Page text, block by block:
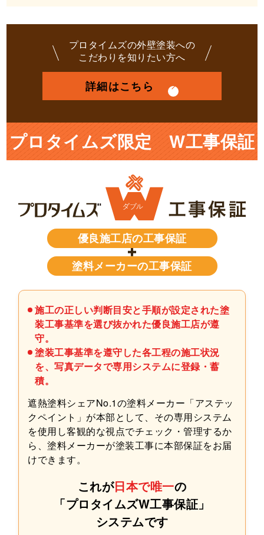
プロタイムズの外壁塗装への
こだわりを知りたい方へ
詳細はこちら
プロタイムズ限定 W工事保証
優良施工店の工事保証
塗料メーカーの工事保証
施工の正しい判断目安と手順が設定された塗
装工事基準を選び抜かれた優良施工店が遵
守。
塗装工事基準を遵守した各工程の施工状況
を、写真データで専用システムに登録・蓄
積。
遮熱塗料シェアNo.1の塗料メーカー「アステッ
クペイント」が本部として、その専用システム
を使用し客観的な視点でチェック・管理するか
ら、塗料メーカーが塗装工事に本部保証をお届
けできます。
これが日本で唯一の
「プロタイムズW工事保証」
システムです